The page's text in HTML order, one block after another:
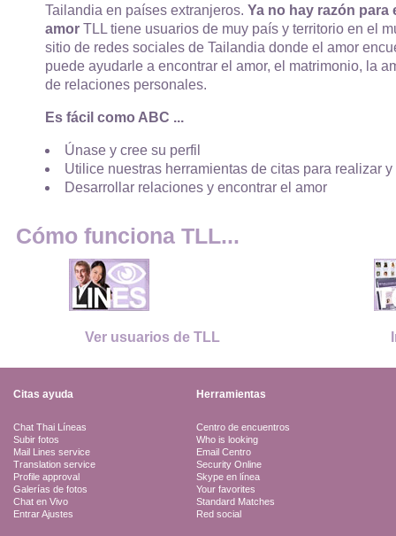
Tailandia en países extranjeros. Ya no hay razón
amor TLL tiene usuarios de muy país y territorio en el
sitio de redes sociales de Tailandia donde el amor
puede ayudarle a encontrar el amor, el matrimonio, la
de relaciones personales.
Es fácil como ABC ...
Únase y cree su perfil
Utilice nuestras herramientas de citas para realizar
Desarrollar relaciones y encontrar el amor
Cómo funciona TLL...
Ver usuarios de TLL
Citas ayuda Herramientas
Chat Thai Líneas
Subir fotos
Mail Lines service
Translation service
Profile approval
Galerías de fotos
Chat en Vivo
Entrar Ajustes
Centro de encuentros
Who is looking
Email Centro
Security Online
Skype en línea
Your favorites
Standard Matches
Red social